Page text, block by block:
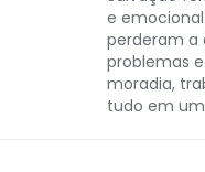
e
perderam a
problemas
moradia,
tudo em